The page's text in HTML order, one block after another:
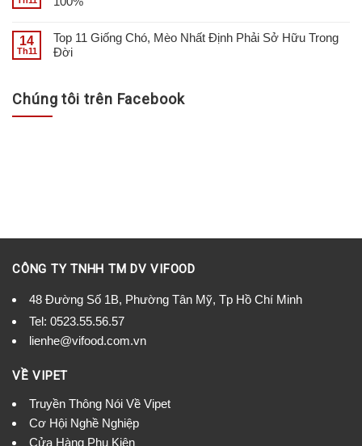
14
Th11
Top 11 Giống Chó, Mèo Nhất Định Phải Sở Hữu Trong
Đời
Chúng tôi trên Facebook
CÔNG TY TNHH TM DV VIFOOD
48 Đường Số 1B, Phường Tân Mỹ, Tp Hồ Chí Minh
Tel: 0523.55.56.57
lienhe@vifood.com.vn
VỀ VIPET
Truyền Thông Nói Về Vipet
Cơ Hội Nghề Nghiệp
Cửa Hàng Phụ Kiện